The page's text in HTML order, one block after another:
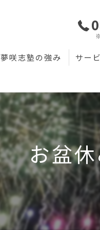
夢咲志塾の強み サー
お盆